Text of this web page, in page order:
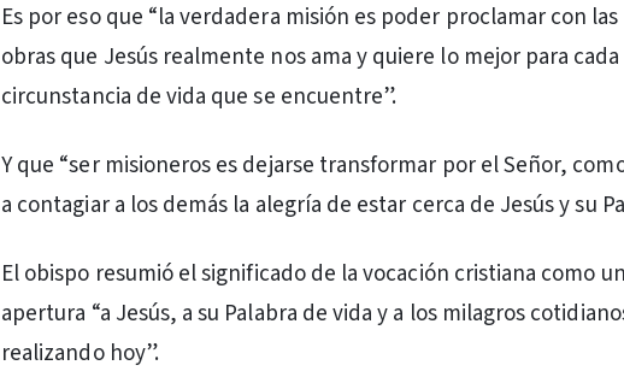
Es por eso que “la verdadera misión es poder proclamar con
obras que Jesús realmente nos ama y quiere lo mejor para
circunstancia de vida que se encuentre”.
Y que “ser misioneros es dejarse transformar por el Señor,
a contagiar a los demás la alegría de estar cerca de Jesús y su
El obispo resumió el significado de la vocación cristiana como
apertura “a Jesús, a su Palabra de vida y a los milagros
realizando hoy”.